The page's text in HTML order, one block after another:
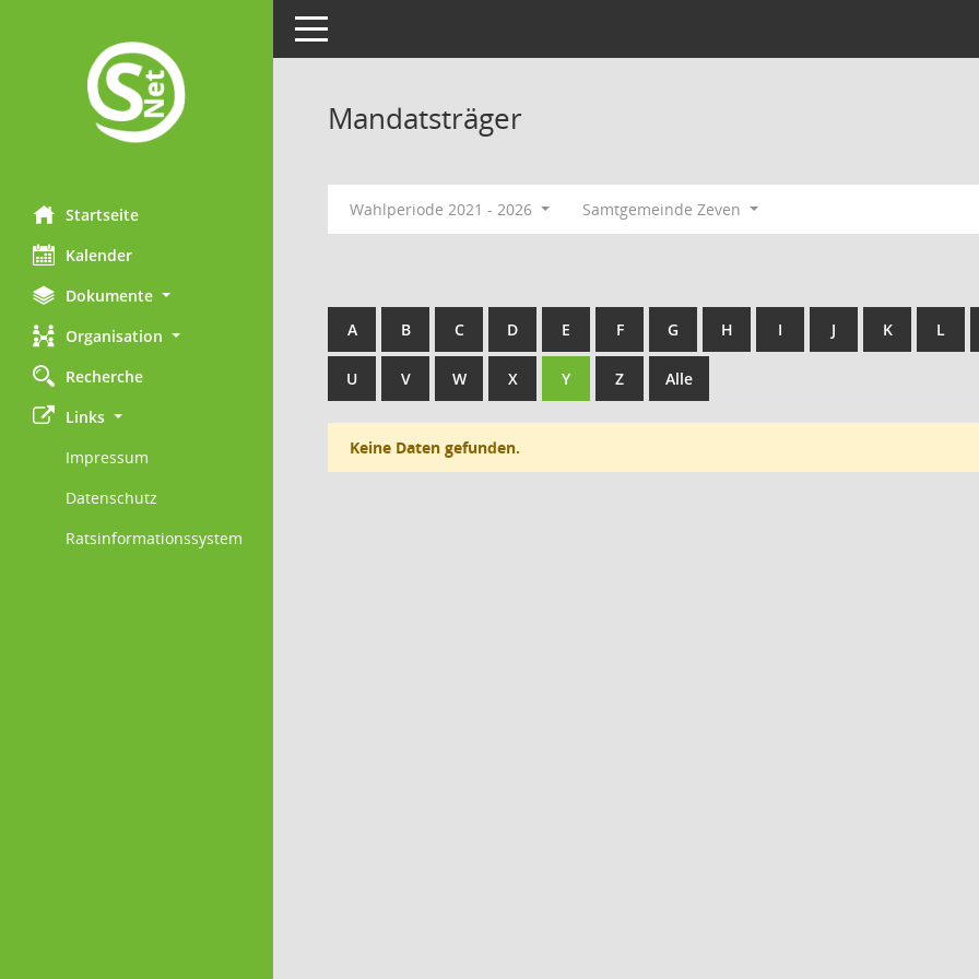
Startseite
Kalender
Dokumente
Organisation
Recherche
Links
Impressum
Datenschutz
Ratsinformationssystem
Toggle navigation
Mandatsträger
Wahlperiode 2021 - 2026 Samtgemeinde Zeven
A B C D E F G H I J K L
U V W X Y Z Alle
Keine Daten gefunden.